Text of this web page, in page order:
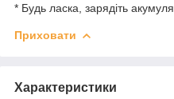
* Будь ласка, зарядіть
Приховати
Характеристики